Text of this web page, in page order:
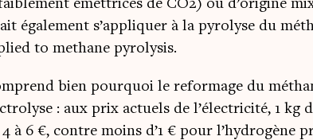
émet­trices de CO2) ou d’origine
éga­le­ment s’appliquer à la pyro­lyse du
to methane pyrolysis.
bien pour­quoi le refor­mage du
: aux prix actuels de l’électricité, 1 kg
à 6 €, contre moins d’1 € pour l’hydrogène